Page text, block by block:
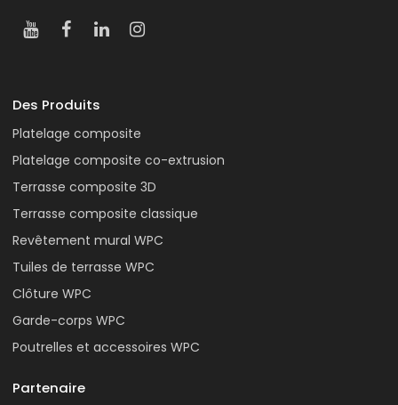
Des Produits
Platelage composite
Platelage composite co-extrusion
Terrasse composite 3D
Terrasse composite classique
Revêtement mural WPC
Tuiles de terrasse WPC
Clôture WPC
Garde-corps WPC
Poutrelles et accessoires WPC
Partenaire